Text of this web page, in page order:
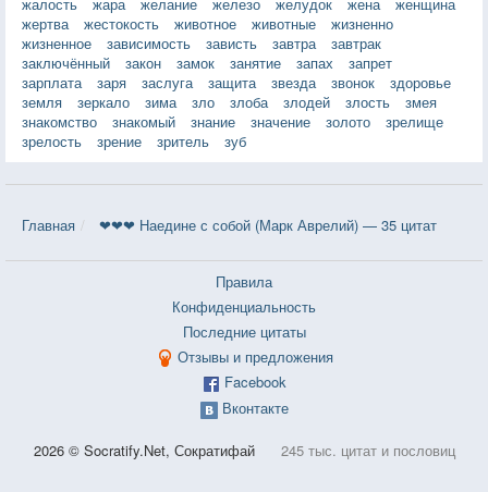
жертва
жестокость животное животные
жизненно
жизненное
зависимость зависть завтра
завтрак
заключённый
закон замок занятие запах
запрет
зарплата
заря заслуга защита звезда звонок
здоровье
земля
зеркало зима зло злоба злодей злость
змея
знакомство
знакомый знание значение золото
зрелище
зрелость
зрение зритель зуб
Главная ❤❤❤ Наедине с собой (Марк Аврелий) — 35 цитат
Правила
Конфиденциальность
Последние цитаты
Отзывы и предложения
Facebook
Вконтакте
2026 © Socratify.Net, Сократифай 245 тыс. цитат и пословиц